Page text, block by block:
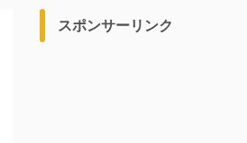
スポンサーリンク